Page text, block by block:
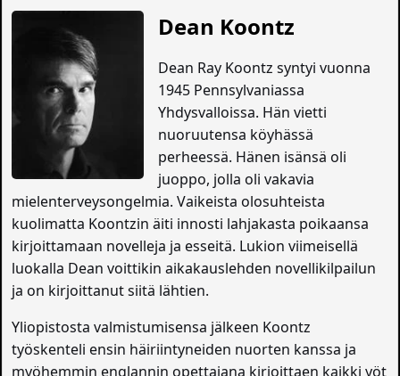
Dean Koontz
Dean Ray Koontz syntyi vuonna
1945 Pennsylvaniassa
Yhdysvalloissa. Hän vietti
nuoruutensa köyhässä
perheessä. Hänen isänsä oli
juoppo, jolla oli vakavia
mielenterveysongelmia. Vaikeista olosuhteista
kuolimatta Koontzin äiti innosti lahjakasta poikaansa
kirjoittamaan novelleja ja esseitä. Lukion viimeisellä
luokalla Dean voittikin aikakauslehden novellikilpailun
ja on kirjoittanut siitä lähtien.
Yliopistosta valmistumisensa jälkeen Koontz
työskenteli ensin häiriintyneiden nuorten kanssa ja
myöhemmin englannin opettajana kirjoittaen kaikki yöt